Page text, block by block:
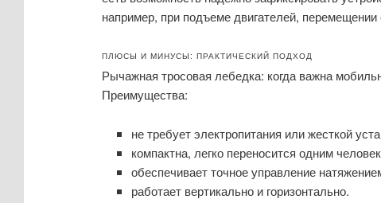
например, при подъеме двигателей,
ПЛЮСЫ И МИНУСЫ: ПРАКТИЧЕСКИЙ ПОДХОД
Рычажная тросовая лебедка: когда важна
Преимущества:
не требует электропитания или жесткой
компактна, легко переносится одним
обеспечивает точное управление
работает вертикально и горизонтально.